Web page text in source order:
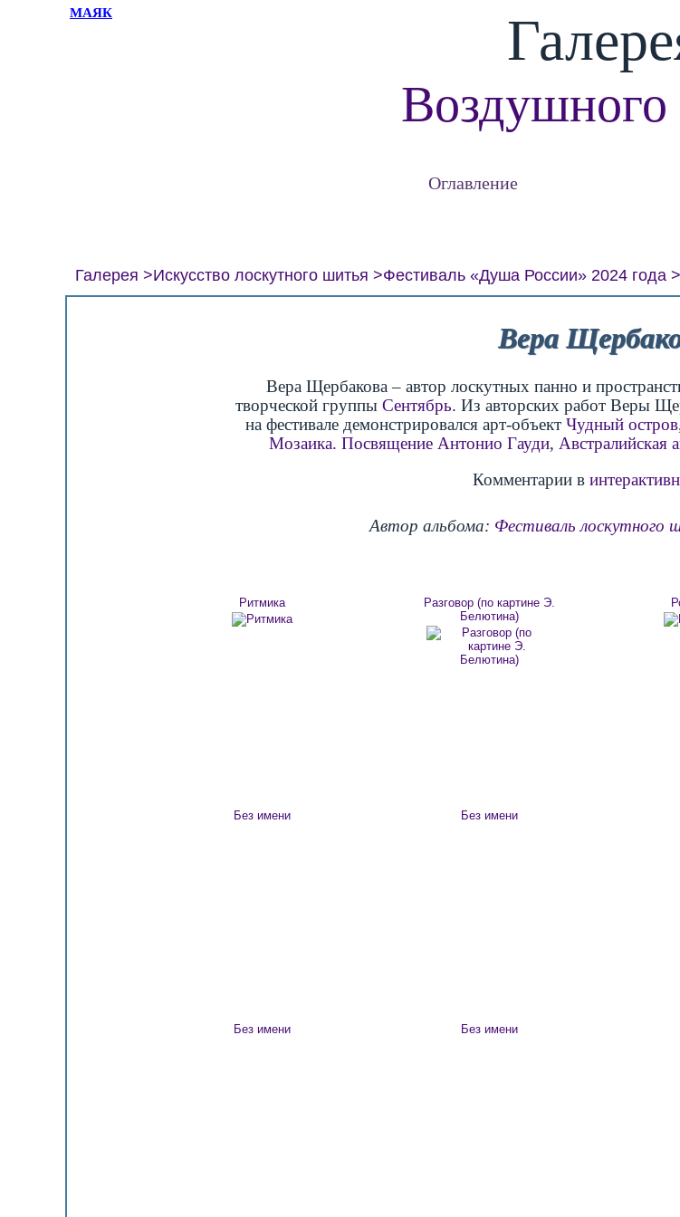
МАЯК
Воздушного
Оглавление
Галерея Искусство лоскутного шитья Фестиваль «Душа России» 2024 года
Вера
Вера Щербакова – автор лоскутных панно и
творческой группыСентябрь. Из авторских работ Веры
на фестивале демонстрировался арт-объект Чудный остров
Мозаика. Посвящение Антонио Гауди, Австралийская
Комментарии в
Автор альбома: Фестиваль лоскутного
Ритмика
Разговор (по картине Э.
Белютина)
Без имени Без имени
Без имени Без имени